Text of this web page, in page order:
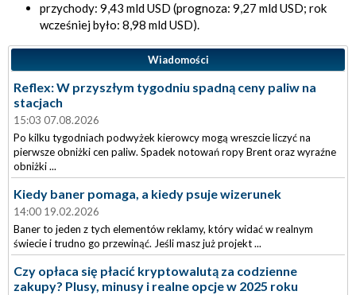
przychody: 9,43 mld USD (prognoza: 9,27 mld USD; rok
wcześniej było: 8,98 mld USD).
Wiadomości
Reflex: W przyszłym tygodniu spadną ceny paliw na
stacjach
15:03 07.08.2026
Po kilku tygodniach podwyżek kierowcy mogą wreszcie liczyć na
pierwsze obniżki cen paliw. Spadek notowań ropy Brent oraz wyraźne
obniżki ...
Kiedy baner pomaga, a kiedy psuje wizerunek
14:00 19.02.2026
Baner to jeden z tych elementów reklamy, który widać w realnym
świecie i trudno go przewinąć. Jeśli masz już projekt ...
Czy opłaca się płacić kryptowalutą za codzienne
zakupy? Plusy, minusy i realne opcje w 2025 roku